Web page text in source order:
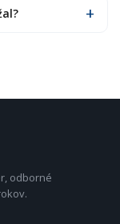
odborné